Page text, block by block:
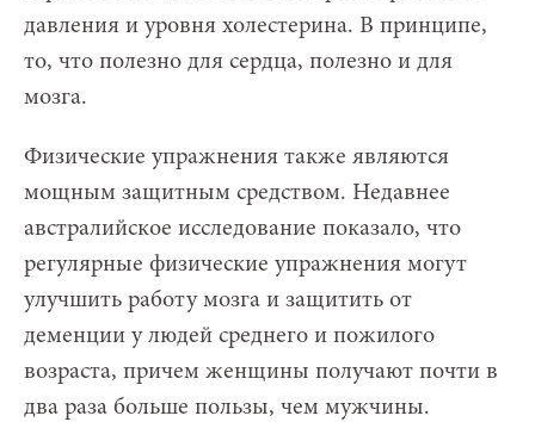
давления и уровня холестерина. В принципе,
то, что полезно для сердца, полезно и для
мозга.
Физические упражнения также являются
мощным защитным средством. Недавнее
австралийское исследование показало, что
регулярные физические упражнения могут
улучшить работу мозга и защитить от
деменции у людей среднего и пожилого
возраста, причем женщины получают почти в
два раза больше пользы, чем мужчины.